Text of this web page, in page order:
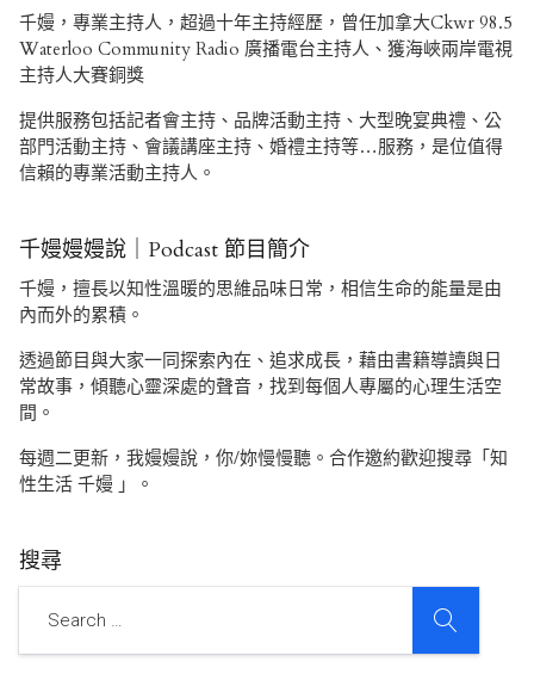
千嫚，專業主持人，超過十年主持經歷，曾任加拿大Ckwr 98.5
Waterloo Community Radio 廣播電台主持人、獲海峽兩岸電視
主持人大賽銅獎
提供服務包括記者會主持、品牌活動主持、大型晚宴典禮、公
部門活動主持、會議講座主持、婚禮主持等…服務，是位值得
信賴的專業活動主持人。
千嫚嫚嫚說｜Podcast 節目簡介
千嫚，擅長以知性溫暖的思維品味日常，相信生命的能量是由
內而外的累積。
透過節目與大家一同探索內在、追求成長，藉由書籍導讀與日
常故事，傾聽心靈深處的聲音，找到每個人專屬的心理生活空
間。
每週二更新，我嫚嫚說，你/妳慢慢聽。合作邀約歡迎搜尋「知
性生活 千嫚 」。
搜尋
SEARCH